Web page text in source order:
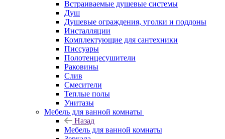
Встраиваемые душевые системы
Душ
Душевые ограждения, уголки и поддоны
Инсталляции
Комплектующие для сантехники
Писсуары
Полотенцесушители
Раковины
Слив
Смесители
Теплые полы
Унитазы
Мебель для ванной комнаты
Назад
Мебель для ванной комнаты